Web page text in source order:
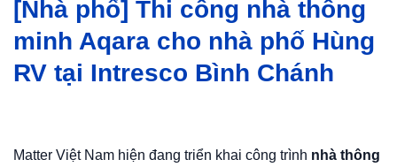
[Nhà phố] Thi công nhà thông
minh Aqara cho nhà phố Hùng
RV tại Intresco Bình Chánh
Matter Việt Nam hiện đang triển khai công trình nhà thông